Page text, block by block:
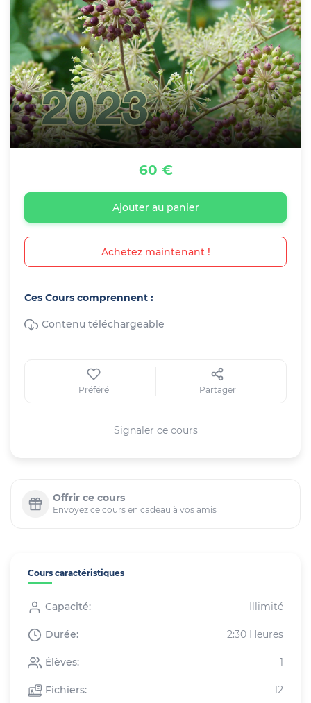
60 €
Ajouter au panier
Achetez maintenant !
Ces Cours comprennent :
Contenu téléchargeable
Préféré Partager
Signaler ce cours
Offrir ce cours
Envoyez ce cours en cadeau à vos amis
Cours caractéristiques
Capacité: Illimité
Durée: 2:30 Heures
Élèves: 1
Fichiers: 12